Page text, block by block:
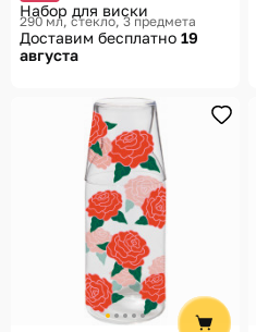
Набор для виски
290 мл, стекло, 3 предмета
Доставим бесплатно 19
августа